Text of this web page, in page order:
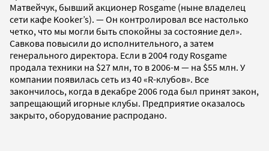
Матвейчук, бывший акционер Rosgame (ныне владелец
сети кафе Kooker’s). — Он контролировал все настолько
четко, что мы могли быть спокойны за состояние дел».
Савкова повысили до исполнительного, а затем
генерального директора. Если в 2004 году Rosgame
продала техники на $27 млн, то в 2006-м — на $55 млн. У
компании появилась сеть из 40 «R-клубов». Все
закончилось, когда в декабре 2006 года был принят закон,
запрещающий игорные клубы. Предприятие оказалось
закрыто, оборудование распродано.